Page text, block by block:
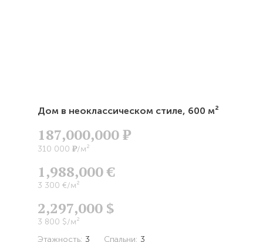
Дом в неоклассическом стиле, 600 м²
187,000,000Р
310 000 Р/м²
1,988,000 €
3 300 €/м²
2,297,000 $
3 800 $/м²
Этажность: 3 Спальни: 3